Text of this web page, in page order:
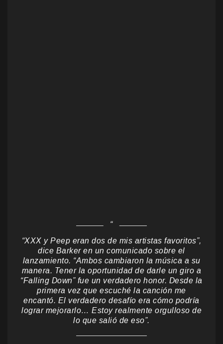
“XXX y Peep eran dos de mis artistas favoritos”,
dice Barker en un comunicado sobre el
lanzamiento. “Ambos cambiaron la música a su
manera. Tener la oportunidad de darle un giro a
“Falling Down” fue un verdadero honor. Desde la
primera vez que escuché la canción me
encantó. El verdadero desafío era cómo podría
lograr mejorarlo… Estoy realmente orgulloso de
lo que salió de eso”.